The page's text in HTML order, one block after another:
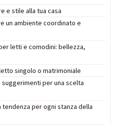
e stile alla tua casa
un ambiente coordinato e
letti e comodini: bellezza,
singolo o matrimoniale
per una scelta
tendenza per ogni stanza della